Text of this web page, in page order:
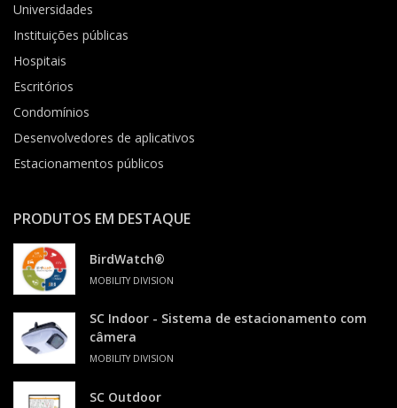
Universidades
Instituições públicas
Hospitais
Escritórios
Condomínios
Desenvolvedores de aplicativos
Estacionamentos públicos
PRODUTOS EM DESTAQUE
BirdWatch®
MOBILITY DIVISION
SC Indoor - Sistema de estacionamento com
câmera
MOBILITY DIVISION
SC Outdoor